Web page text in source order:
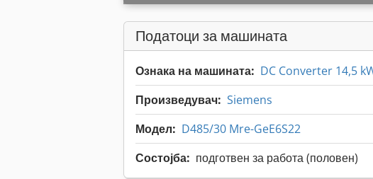
Податоци за машината
Ознака на машината: DC Converter 14,5
Произведувач: Siemens
Модел: D485/30 Mre-GeE6S22
Состојба: подготвен за работа (половен)